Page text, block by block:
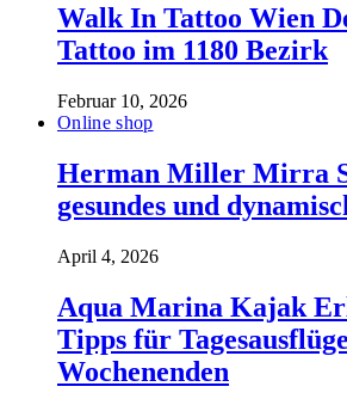
Walk In Tattoo Wien
Tattoo im 1180 Bezirk
Februar 10, 2026
Online shop
Herman Miller Mirra
gesundes und
April 4, 2026
Aqua Marina Kajak
Tipps für
Wochenenden